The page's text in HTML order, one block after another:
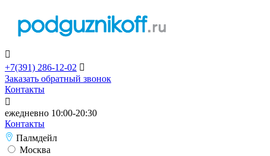

+7(391) 286-12-02 
Заказать обратный звонок
Контакты

ежедневно 10:00-20:30
Контакты
Палмдейл
Москва